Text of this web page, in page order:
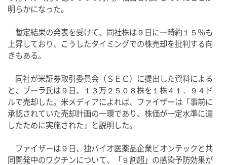
明らかになった。
暫定結果の発表を受けて、同社株は９日に一時約１５％も
上昇しており、こうしたタイミングでの株売却を批判する向
きもある。
同社が米証券取引委員会（ＳＥＣ）に提出した資料による
と、ブーラ氏は９日、１３万２５０８株を１株４１．９４ド
ルで売却した。米メディアによれば、ファイザーは「事前に
承認されていた売却計画の一環であり、株価が一定水準に達
したために実施された」と説明した。
ファイザーは９日、独バイオ医薬品企業ビオンテックと共
同開発中のワクチンについて、「９割超」の感染予防効果が